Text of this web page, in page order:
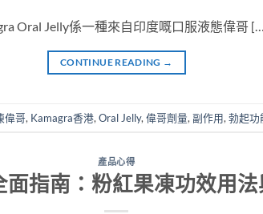
Oral Jelly係一種來自印度嘅口服液態偉哥
CONTINUE READING →
偉哥, Kamagra香港, Oral Jelly, 偉哥劑量, 副作用, 勃起功
產品心得
面指南：粉紅果凍功效用